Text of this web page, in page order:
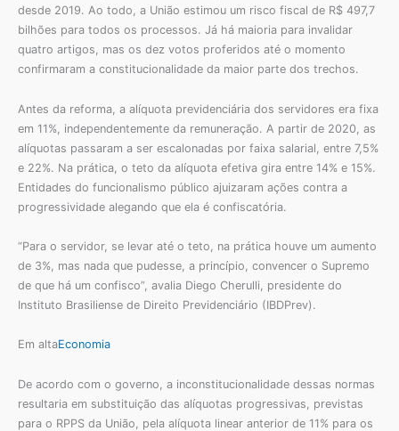
desde 2019. Ao todo, a União estimou um risco fiscal de R$ 497,7
bilhões para todos os processos. Já há maioria para invalidar
quatro artigos, mas os dez votos proferidos até o momento
confirmaram a constitucionalidade da maior parte dos trechos.
Antes da reforma, a alíquota previdenciária dos servidores era fixa
em 11%, independentemente da remuneração. A partir de 2020, as
alíquotas passaram a ser escalonadas por faixa salarial, entre 7,5%
e 22%. Na prática, o teto da alíquota efetiva gira entre 14% e 15%.
Entidades do funcionalismo público ajuizaram ações contra a
progressividade alegando que ela é confiscatória.
“Para o servidor, se levar até o teto, na prática houve um aumento
de 3%, mas nada que pudesse, a princípio, convencer o Supremo
de que há um confisco”, avalia Diego Cherulli, presidente do
Instituto Brasiliense de Direito Previdenciário (IBDPrev).
Em altaEconomia
De acordo com o governo, a inconstitucionalidade dessas normas
resultaria em substituição das alíquotas progressivas, previstas
para o RPPS da União, pela alíquota linear anterior de 11% para os